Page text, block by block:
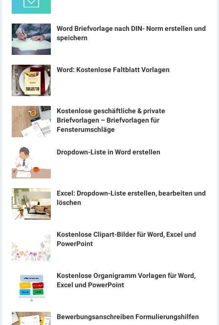
Word Briefvorlage nach DIN- Norm erstellen und
speichern
Word: Kostenlose Faltblatt Vorlagen
Kostenlose geschäftliche & private
Briefvorlagen – Briefvorlagen für
Fensterumschläge
Dropdown-Liste in Word erstellen
Excel: Dropdown-Liste erstellen, bearbeiten und
löschen
Kostenlose Clipart-Bilder für Word, Excel und
PowerPoint
Kostenlose Organigramm Vorlagen für Word,
Excel und PowerPoint
Bewerbungsanschreiben Formulierungshilfen